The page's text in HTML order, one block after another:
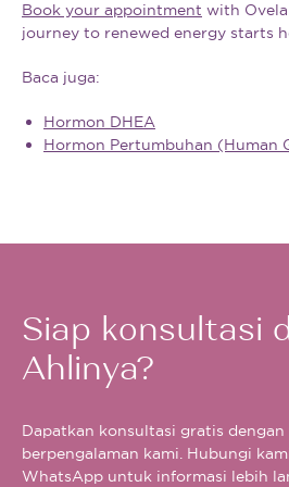
Book your appointment with
journey to renewed energy starts
Baca juga:
Hormon DHEA
Hormon Pertumbuhan (Human
Siap konsultasi
Ahlinya?
Dapatkan konsultasi gratis
berpengalaman kami. Hubungi
WhatsApp untuk informasi lebih